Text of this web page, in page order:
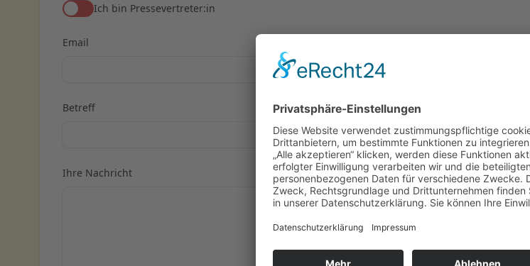
Ich bin Pressevertreter:in
Email
Betreff
Ihre Nachricht 0 /